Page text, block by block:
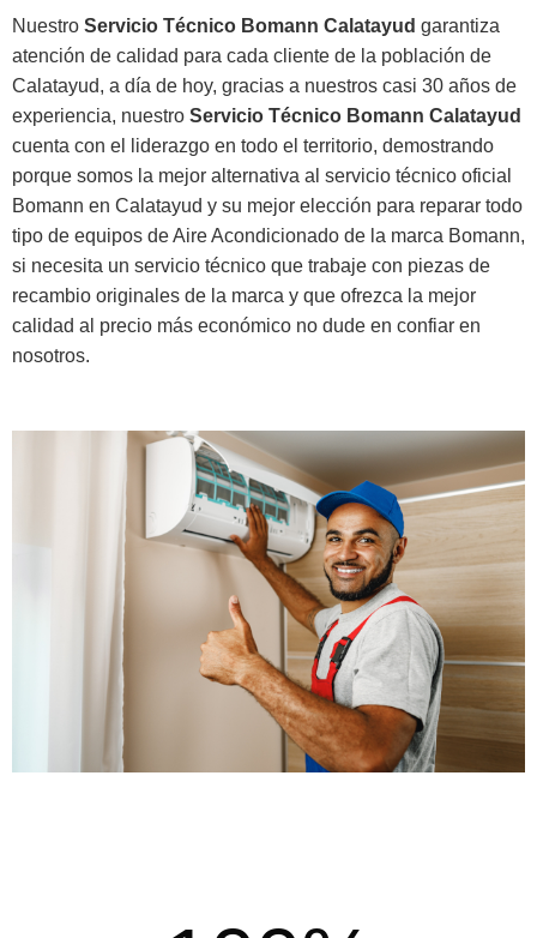
Nuestro Servicio Técnico Bomann Calatayud garantiza
atención de calidad para cada cliente de la población de
Calatayud, a día de hoy, gracias a nuestros casi 30 años de
experiencia, nuestro Servicio Técnico Bomann Calatayud
cuenta con el liderazgo en todo el territorio, demostrando
porque somos la mejor alternativa al servicio técnico oficial
Bomann en Calatayud y su mejor elección para reparar todo
tipo de equipos de Aire Acondicionado de la marca Bomann,
si necesita un servicio técnico que trabaje con piezas de
recambio originales de la marca y que ofrezca la mejor
calidad al precio más económico no dude en confiar en
nosotros.